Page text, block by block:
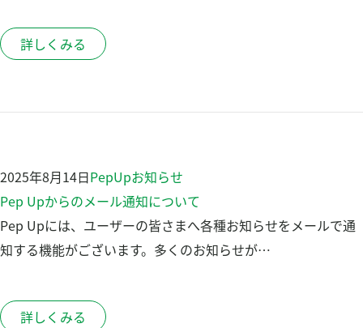
詳しくみる
2025年8月14日PepUpお知らせ
Pep Upからのメール通知について
Pep Upには、ユーザーの皆さまへ各種お知らせをメールで通
知する機能がございます。多くのお知らせが…
詳しくみる